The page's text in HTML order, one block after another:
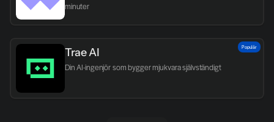
minuter
Trae AI
Din AI-ingenjör som bygger mjukvara självständigt
Populär